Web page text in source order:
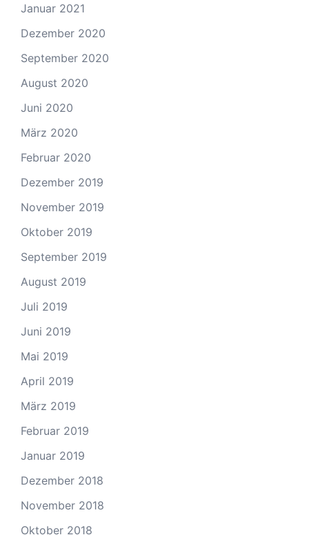
Januar 2021
Dezember 2020
September 2020
August 2020
Juni 2020
März 2020
Februar 2020
Dezember 2019
November 2019
Oktober 2019
September 2019
August 2019
Juli 2019
Juni 2019
Mai 2019
April 2019
März 2019
Februar 2019
Januar 2019
Dezember 2018
November 2018
Oktober 2018